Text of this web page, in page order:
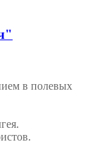
в полевых